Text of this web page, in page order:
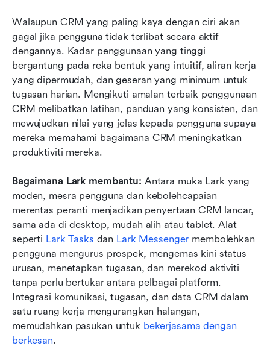
Walaupun CRM yang paling kaya dengan ciri akan
gagal jika pengguna tidak terlibat secara aktif
dengannya. Kadar penggunaan yang tinggi
bergantung pada reka bentuk yang intuitif, aliran kerja
yang dipermudah, dan geseran yang minimum untuk
tugasan harian. Mengikuti amalan terbaik penggunaan
CRM melibatkan latihan, panduan yang konsisten, dan
mewujudkan nilai yang jelas kepada pengguna supaya
mereka memahami bagaimana CRM meningkatkan
produktiviti mereka.
Bagaimana Lark membantu: Antara muka Lark yang
moden, mesra pengguna dan kebolehcapaian
merentas peranti menjadikan penyertaan CRM lancar,
sama ada di desktop, mudah alih atau tablet. Alat
seperti Lark Tasks dan Lark Messenger membolehkan
pengguna mengurus prospek, mengemas kini status
urusan, menetapkan tugasan, dan merekod aktiviti
tanpa perlu bertukar antara pelbagai platform.
Integrasi komunikasi, tugasan, dan data CRM dalam
satu ruang kerja mengurangkan halangan,
memudahkan pasukan untuk bekerjasama dengan
berkesan.